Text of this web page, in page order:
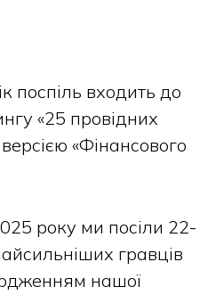
поспіль входить до
«25 провідних
«Фінансового
року ми посіли 22-
гравців
нашої